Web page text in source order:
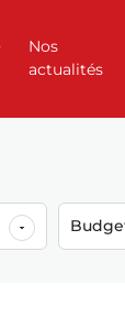
Nos
actualités